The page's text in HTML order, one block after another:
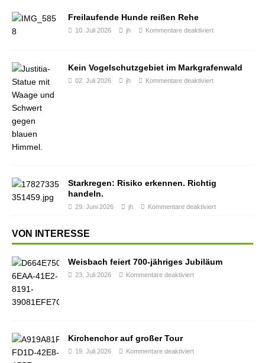
Freilaufende Hunde reißen Rehe
10. Juli 2026 jh Kommentare deaktiviert
Kein Vogelschutzgebiet im Markgrafenwald
02. Juli 2026 jh Kommentare deaktiviert
Starkregen: Risiko erkennen. Richtig
handeln.
29. Juni 2026 jh Kommentare deaktiviert
VON INTERESSE
Weisbach feiert 700-jähriges Jubiläum
23. Juli 2026 Kommentare deaktiviert
Kirchenchor auf großer Tour
19. Juli 2026 Kommentare deaktiviert